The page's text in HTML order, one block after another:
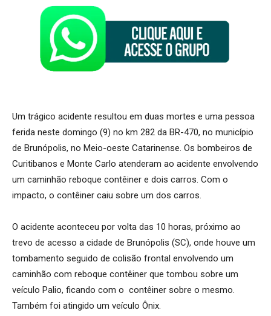
Um trágico acidente resultou em duas mortes e uma pessoa
ferida neste domingo (9) no km 282 da BR-470, no município
de Brunópolis, no Meio-oeste Catarinense. Os bombeiros de
Curitibanos e Monte Carlo atenderam ao acidente envolvendo
um caminhão reboque contêiner e dois carros. Com o
impacto, o contêiner caiu sobre um dos carros.
O acidente aconteceu por volta das 10 horas, próximo ao
trevo de acesso a cidade de Brunópolis (SC), onde houve um
tombamento seguido de colisão frontal envolvendo um
caminhão com reboque contêiner que tombou sobre um
veículo Palio, ficando com o contêiner sobre o mesmo.
Também foi atingido um veículo Ônix.